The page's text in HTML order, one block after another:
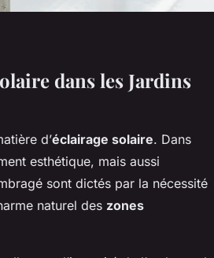
dans les Jardins
d’éclairage solaire. Dans
esthétique, mais aussi
sont dictés par la nécessité
naturel des zones